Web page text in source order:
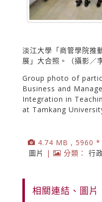
淡江大學「商管學院推
展」大合照。（攝影／
Group photo of
Business and
Integration in
at Tamkang
4.74 MB , 5960
圖片
| 分類： 行
相關連結、圖片